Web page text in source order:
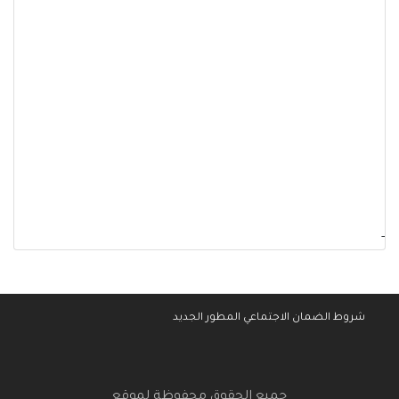
-
شروط الضمان الاجتماعي المطور الجديد